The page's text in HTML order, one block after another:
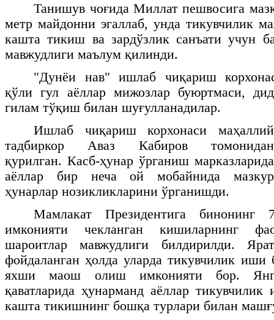
Танишув чоғида Миллат пешвосига
метр майдонни эгаллаб, унда тикувчилик
кашта тикиш ва зардўзлик санъати учун
мавжудлиги маълум қилинди.
"Дунёи нав" ишлаб чиқариш
қўли гул аёллар мижозлар буюртмаси,
гилам тўқиш билан шуғулланадилар.
Ишлаб чиқариш корхонаси маҳаллий
тадбиркор Аваз Кабиров томонидан
қурилган. Касб-ҳунар ўрганиш марказларида
аёллар бир неча ой мобайнида мазкур
ҳунарлар нозикликларини ўрганишди.
Мамлакат Президентига бинонинг
имконияти чекланган кишиларнинг
шароитлар мавжудлиги билдирилди.
фойдаланган ҳолда уларда тикувчилик
яхши маош олиш имконияти бор.
қаватларида ҳунарманд аёллар
кашта тикишнинг бошқа турлари билан